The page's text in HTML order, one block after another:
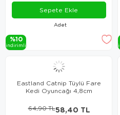
Adet
Sepete Ekle
%10
i̇ndi̇ri̇mli̇
Eastland Catnip Tüylü Fare
Kedi Oyuncağı 4,8cm
58,40 TL
64,90 TL